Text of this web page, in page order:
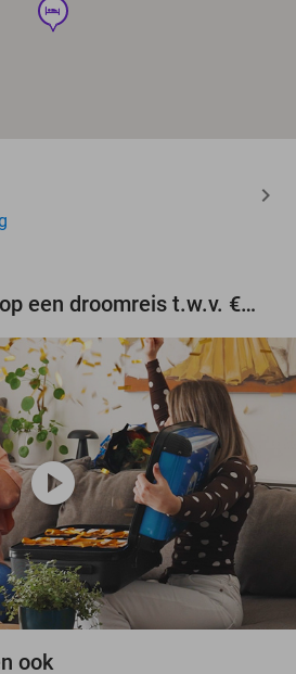
hotel
Maak gratis kans op een droomreis t.w.v. €3.000!
play_circle
ook